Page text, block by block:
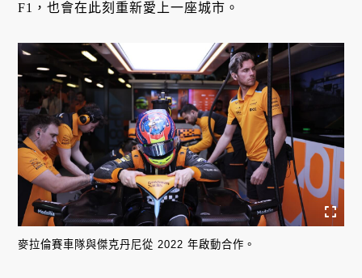
F1，也會在此刻重新愛上一座城市。
麥拉倫賽車隊與傑克丹尼從 2022 年啟動合作。